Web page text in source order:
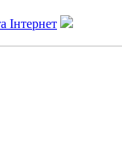
Інтернет